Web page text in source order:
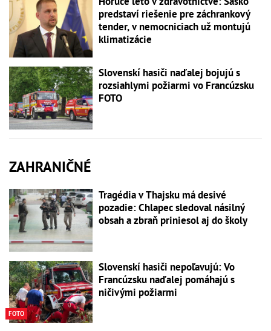
predstaví riešenie pre záchrankový
tender, v nemocniciach už montujú
klimatizácie
Slovenskí hasiči naďalej bojujú s
rozsiahlymi požiarmi vo Francúzsku
FOTO
ZAHRANIČNÉ
Tragédia v Thajsku má desivé
pozadie: Chlapec sledoval násilný
obsah a zbraň priniesol aj do školy
FOTO
Slovenskí hasiči nepoľavujú: Vo
Francúzsku naďalej pomáhajú s
ničivými požiarmi